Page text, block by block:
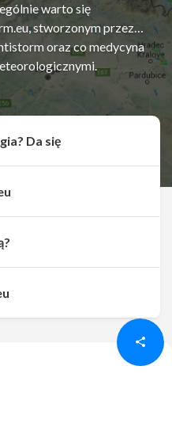
warto się
stworzonym przez…
oraz co medycyna
Da się